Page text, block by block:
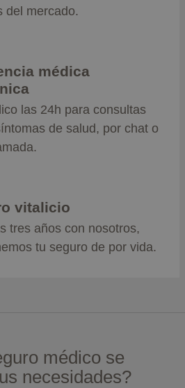
del mercado.
médica
las 24h para consultas
de salud, por chat o
vitalicio
tres años con nosotros,
tu seguro de por vida.
médico se
necesidades?